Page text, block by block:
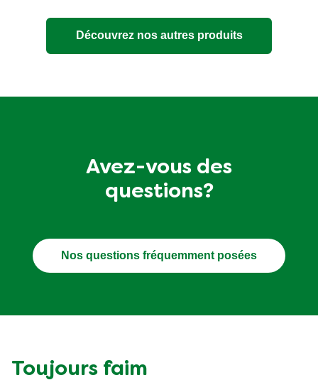
Découvrez nos autres produits
Avez-vous des
questions?
Nos questions fréquemment posées
Toujours faim